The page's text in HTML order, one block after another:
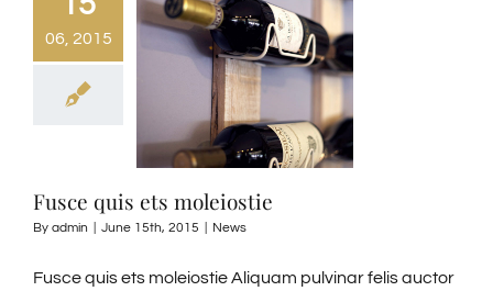
06, 2015
Fusce quis ets moleiostie
By admin June 15th, 2015 News
Fusce quis ets moleiostie Aliquam pulvinar felis auctor